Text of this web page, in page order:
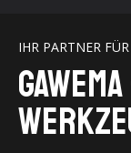
IHR PARTNER